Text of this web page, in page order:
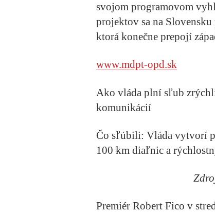
svojom programovom
projektov sa na
ktorá konečne prepojí
www.mdpt-opd.sk
Ako vláda plní sľub
komunikácií
Čo sľúbili: Vláda vytvorí
100 km diaľnic a
Premiér Robert Fico v